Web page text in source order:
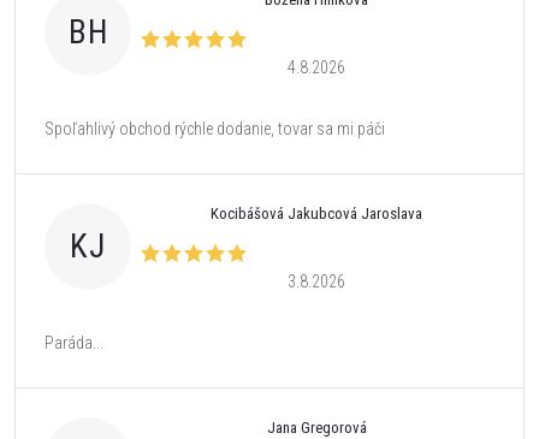
BH
4.8.2026
Spoľahlivý obchod rýchle dodanie, tovar sa mi páči
KJ
Kocibášová Jakubcová Jaroslava
3.8.2026
Paráda...
Jana Gregorová